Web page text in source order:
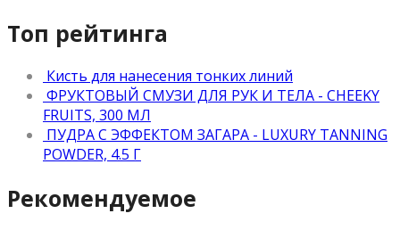
Топ рейтинга
Кисть для нанесения тонких линий
ФРУКТОВЫЙ СМУЗИ ДЛЯ РУК И ТЕЛА - CHEEKY
FRUITS, 300 МЛ
ПУДРА С ЭФФЕКТОМ ЗАГАРА - LUXURY TANNING
POWDER, 4.5 Г
Рекомендуемое